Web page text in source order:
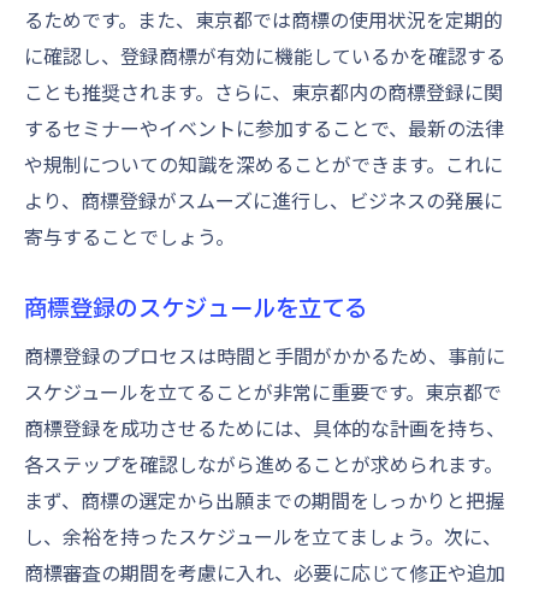
るためです。また、東京都では商標の使用状況を定期的
に確認し、登録商標が有効に機能しているかを確認する
ことも推奨されます。さらに、東京都内の商標登録に関
するセミナーやイベントに参加することで、最新の法律
や規制についての知識を深めることができます。これに
より、商標登録がスムーズに進行し、ビジネスの発展に
寄与することでしょう。
商標登録のスケジュールを立てる
商標登録のプロセスは時間と手間がかかるため、事前に
スケジュールを立てることが非常に重要です。東京都で
商標登録を成功させるためには、具体的な計画を持ち、
各ステップを確認しながら進めることが求められます。
まず、商標の選定から出願までの期間をしっかりと把握
し、余裕を持ったスケジュールを立てましょう。次に、
商標審査の期間を考慮に入れ、必要に応じて修正や追加